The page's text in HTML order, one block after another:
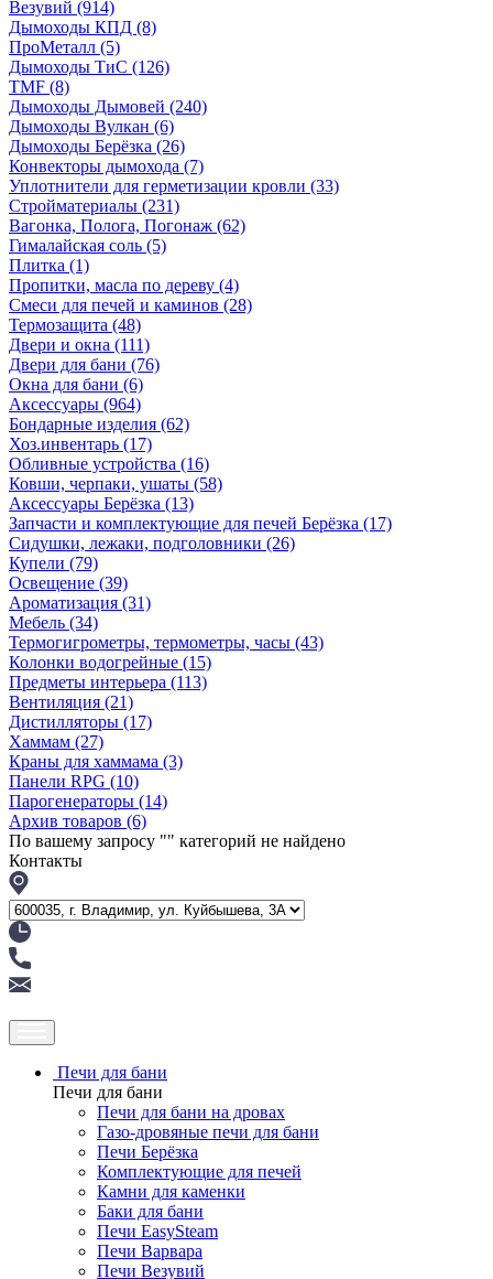
Везувий (914)
Дымоходы КПД (8)
ПроМеталл (5)
Дымоходы ТиС (126)
TMF (8)
Дымоходы Дымовей (240)
Дымоходы Вулкан (6)
Дымоходы Берёзка (26)
Конвекторы дымохода (7)
Уплотнители для герметизации кровли (33)
Стройматериалы (231)
Вагонка, Полога, Погонаж (62)
Гималайская соль (5)
Плитка (1)
Пропитки, масла по дереву (4)
Смеси для печей и каминов (28)
Термозащита (48)
Двери и окна (111)
Двери для бани (76)
Окна для бани (6)
Аксессуары (964)
Бондарные изделия (62)
Хоз.инвентарь (17)
Обливные устройства (16)
Ковши, черпаки, ушаты (58)
Аксессуары Берёзка (13)
Запчасти и комплектующие для печей Берёзка (17)
Сидушки, лежаки, подголовники (26)
Купели (79)
Освещение (39)
Ароматизация (31)
Мебель (34)
Термогигрометры, термометры, часы (43)
Колонки водогрейные (15)
Предметы интерьера (113)
Вентиляция (21)
Дистилляторы (17)
Хаммам (27)
Краны для хаммама (3)
Панели RPG (10)
Парогенераторы (14)
Архив товаров (6)
По вашему запросу "" категорий не найдено
Контакты
Печи для бани
Печи для бани
Печи для бани на дровах
Газо-дровяные печи для бани
Печи Берёзка
Комплектующие для печей
Камни для каменки
Баки для бани
Печи EasySteam
Печи Варвара
Печи Везувий